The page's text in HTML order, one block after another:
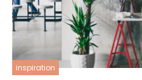
inspiration